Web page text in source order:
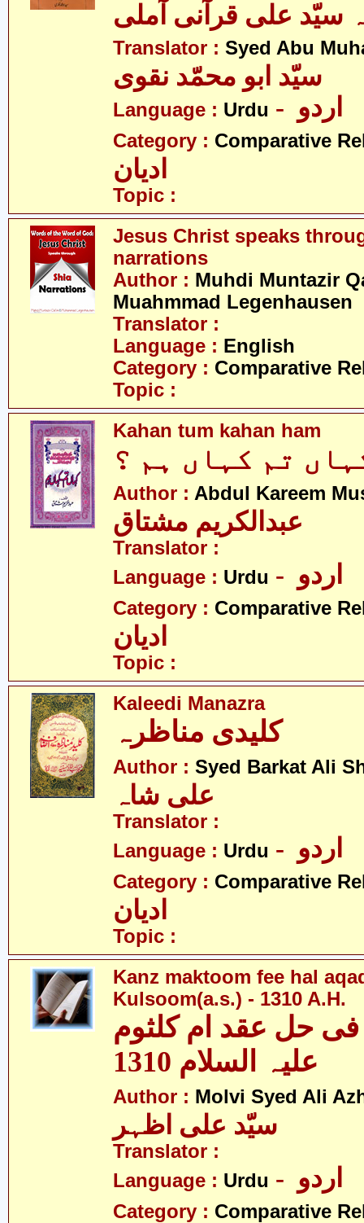
سیّد علی قرآنی آملی
Translator : Syed Abu
سیّد ابو محمّد نقوی
Language : Urdu
Category : Comparative
ادیان
Topic :
Jesus Christ speaks
narrations
Author : Muhdi Muntazir
Muahmmad Legenhausen
Translator :
Language : English
Category : Comparative
Topic :
Kahan tum kahan ham
تم کہاں ہم ؟
Author : Abdul Kareem
عبدالکریم مشتاق
Translator :
Language : Urdu
Category : Comparative
ادیان
Topic :
Kaleedi Manazra
کلیدی مناظرہ
Author : Syed Barkat Ali
علی شاہ
Translator :
Language : Urdu
Category : Comparative
ادیان
Topic :
Kanz maktoom fee hal
Kulsoom(a.s.) - 1310 A.H.
فی حل عقد ام کلثوم
Author : Molvi Syed Ali
Translator :
Language : Urdu
Category : Comparative